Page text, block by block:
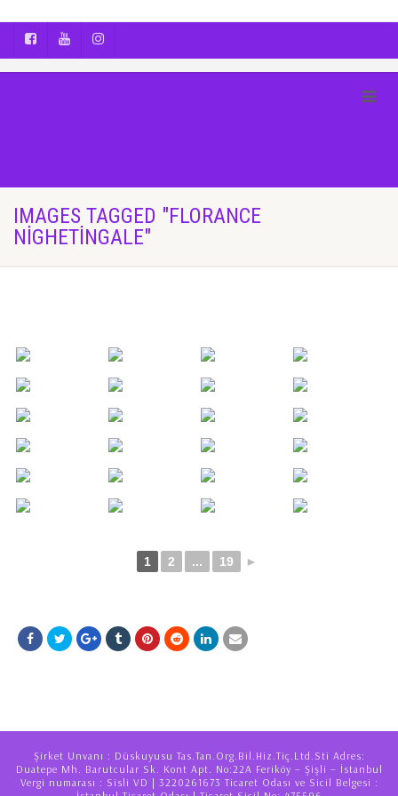
IMAGES TAGGED "FLORANCE
NIGHETINGALE"
1 2 ... 19 ►
Şirket Unvanı : Düskuyusu Tas.Tan.Org.Bil.Hiz.Tiç.Ltd.Sti Adres:
Duatepe Mh. Barutcular Sk. Kont Apt. No:22A Feriköy – Şişli – İstanbul
Vergi numarası : Sisli VD | 3220261673 Ticaret Odası ve Sicil Belgesi :